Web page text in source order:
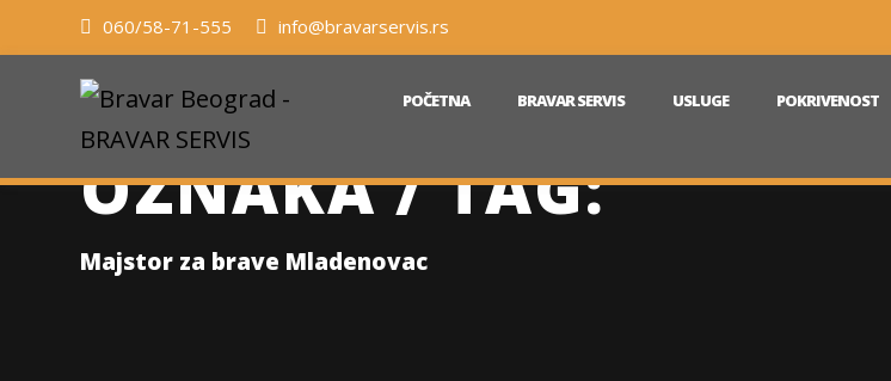
060/58-71-555 info@bravarservis.rs
POČETNA BRAVAR SERVIS USLUGE POKRIVENOST
OZNAKA / TAG:
Majstor za brave Mladenovac